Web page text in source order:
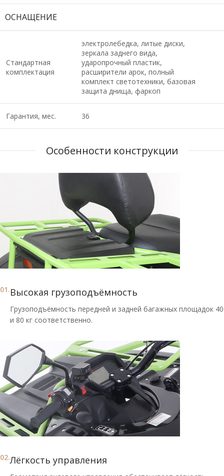
ОСНАЩЕНИЕ
Стандартная
комплектация
электролебедка, литые диски,
зеркала заднего вида,
ударопрочный пластик,
расширители арок, полный
комплект светотехники, базовая
защита днища, фаркоп
Гарантия, мес. 36
Особенности конструкции
01.Высокая грузоподъёмность
Грузоподъёмность передней и задней багажных площадок 40
и 80 кг соответственно.
02.Лёгкость управления